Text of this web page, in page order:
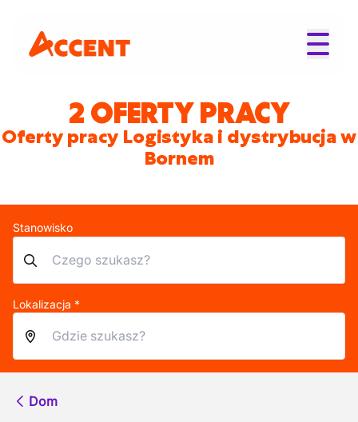
2 OFERTY PRACY
Oferty pracy Logistyka i dystrybucja w
Bornem
Stanowisko
Lokalizacja *
Dom